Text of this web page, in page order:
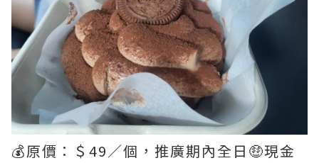
💰原價：＄49／個，推廣期內全日🤑現金